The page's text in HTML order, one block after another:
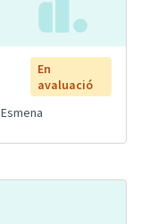
En
avaluació
Esmena